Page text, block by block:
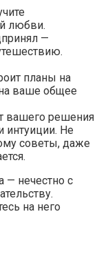
любви.
—
планы на
ваше общее
вашего решения
интуиции. Не
советы, даже
— нечестно с
на него